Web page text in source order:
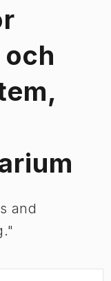
and